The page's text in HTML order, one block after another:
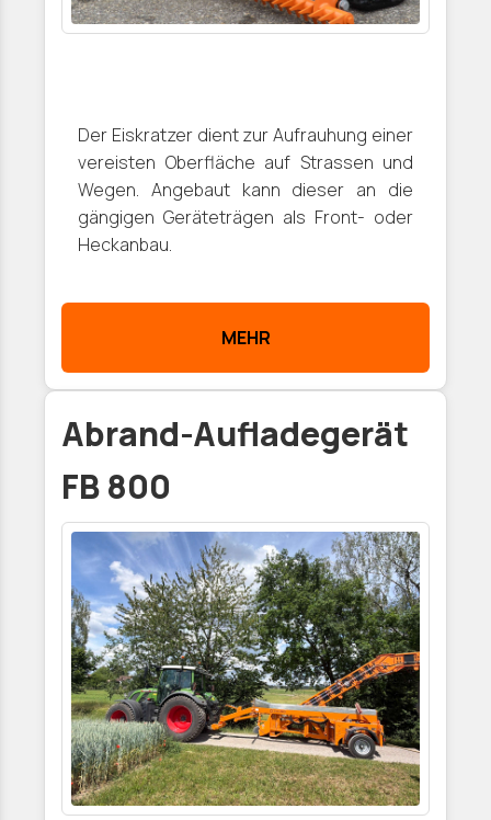
Der Eiskratzer dient zur Aufrauhung einer
vereisten Oberfläche auf Strassen und
Wegen. Angebaut kann dieser an die
gängigen Geräteträgen als Front- oder
Heckanbau.
MEHR
Abrand-Aufladegerät
FB 800